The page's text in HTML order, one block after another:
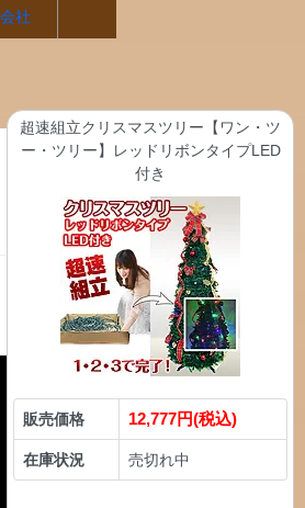
ド
超速組立クリスマスツリー【ワン・ツ
ー・ツリー】レッドリボンタイプLED
付き
販売価格 12,777円(税込)
在庫状況 売切れ中